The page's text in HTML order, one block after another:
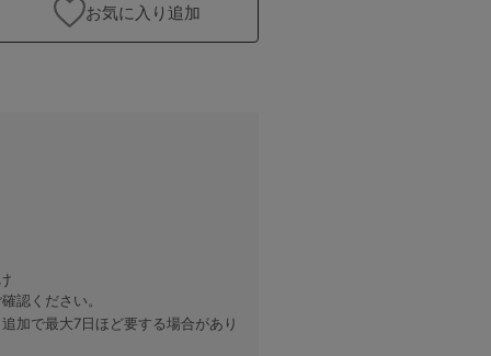
お気に入り追加
認ください。
加で最大7日ほど要する場合があり